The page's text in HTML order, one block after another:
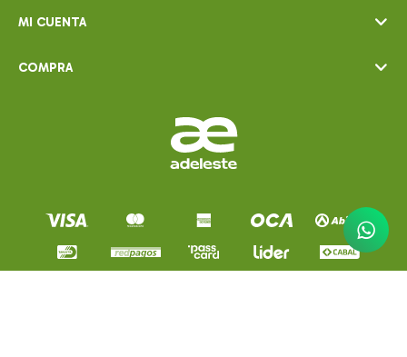
MI CUENTA
COMPRA